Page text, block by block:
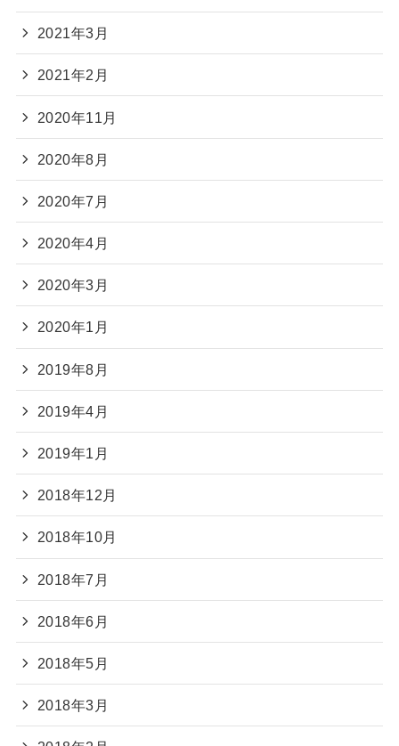
2021年3月
2021年2月
2020年11月
2020年8月
2020年7月
2020年4月
2020年3月
2020年1月
2019年8月
2019年4月
2019年1月
2018年12月
2018年10月
2018年7月
2018年6月
2018年5月
2018年3月